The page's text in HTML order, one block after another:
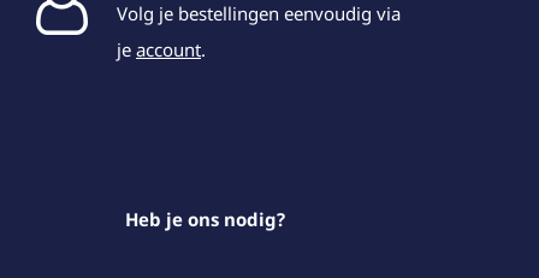
Volg je bestellingen eenvoudig via
je account.
Heb je ons nodig?